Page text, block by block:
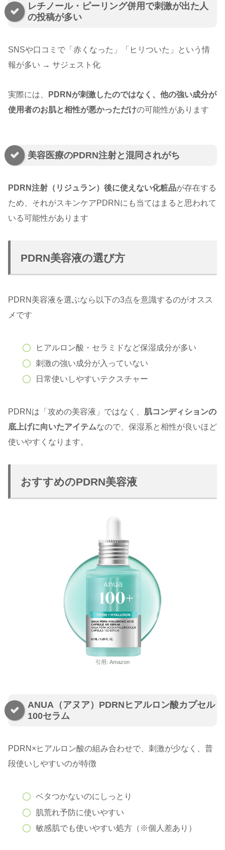
レチノール・ピーリング併用で刺激が出た人
の投稿が多い
SNSや口コミで「赤くなった」「ヒリついた」という情
報が多い → サジェスト化
実際には、
PDRNが刺激したのではなく、他の強い成分が
使用者のお肌と相性が悪かっただけの可能性があります
美容医療のPDRN注射と混同されがち
PDRN注射（リジュラン）後に使えない化粧品が存在する
ため、それがスキンケアPDRNにも当てはまると思われて
いる可能性があります
PDRN美容液の選び方
PDRN美容液を選ぶなら以下の3点を意識するのがオスス
メです
ヒアルロン酸・セラミドなど保湿成分が多い
刺激の強い成分が入っていない
日常使いしやすいテクスチャー
PDRNは「攻めの美容液」ではなく、 肌コンディションの
底上げに向いたアイテムなので、保湿系と相性が良いほど
使いやすくなります。
おすすめのPDRN美容液
引用: Amazon
ANUA（アヌア）PDRNヒアルロン酸カプセル
100セラム
PDRN×ヒアルロン酸の組み合わせで、刺激が少なく、普
段使いしやすいのが特徴
ベタつかないのにしっとり
肌荒れ予防に使いやすい
敏感肌でも使いやすい処方（※個人差あり）